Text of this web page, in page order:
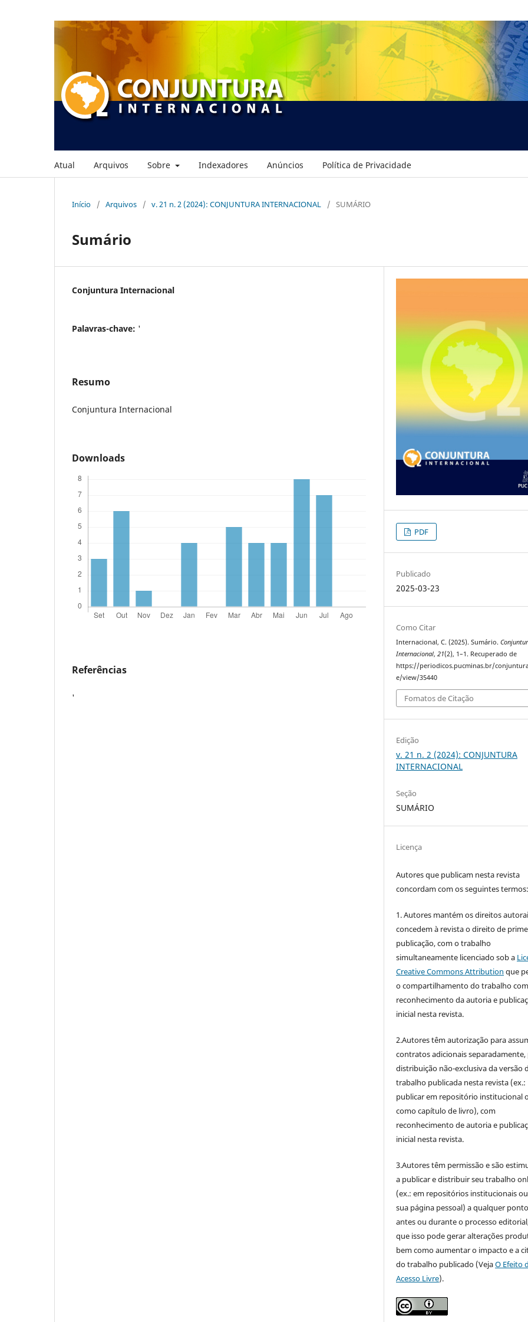
Atual Arquivos Sobre Indexadores Anúncios Política de Privacidade
Início / Arquivos / v. 21 n. 2 (2024): CONJUNTURA INTERNACIONAL / SUMÁRIO
Sumário
Conjuntura Internacional
Palavras-chave: '
Resumo
Conjuntura Internacional
Downloads
Referências
'
PDF
Publicado
2025-03-23
Como Citar
Internacional, C. (2025). Sumário.
Internacional,21(2), 1–1. Recuperado de
https://periodicos.pucminas.br/
e/view/35440
Fomatos de Citação
Edição
v. 21 n. 2 (2024): CONJUNTURA
INTERNACIONAL
Seção
SUMÁRIO
Licença
Autores que publicam nesta revista
concordam com os seguintes termos:
1. Autores mantém os direitos
concedem à revista o direito de
publicação, com o trabalho
simultaneamente licenciado sob a
Creative Commons Attribution que
o compartilhamento do trabalho com
reconhecimento da autoria e
inicial nesta revista.
2.Autores têm autorização para
contratos adicionais separadamente,
distribuição não-exclusiva da versão
trabalho publicada nesta revista (ex.:
publicar em repositório institucional
como capítulo de livro), com
reconhecimento de autoria e
inicial nesta revista.
3.Autores têm permissão e são
a publicar e distribuir seu trabalho
(ex.: em repositórios institucionais
sua página pessoal) a qualquer ponto
antes ou durante o processo
que isso pode gerar alterações
bem como aumentar o impacto e a
do trabalho publicado (VejaO Efeito
Acesso Livre).